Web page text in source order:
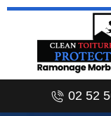
02 52